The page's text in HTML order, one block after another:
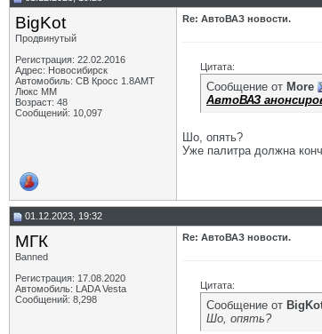
BigKot
Продвинутый
Регистрация: 22.02.2016
Адрес: Новосибирск
Автомобиль: СВ Кросс 1.8АМТ
Люкс ММ
Возраст: 48
Сообщений: 10,097
Re: АвтоВАЗ новости.
Цитата:
Сообщение от More
АвтоВАЗ
Шо, опять?
Уже палитра должна
01.12.2023, 19:32
МГК
Banned
Регистрация: 17.08.2020
Автомобиль: LADA Vesta
Сообщений: 8,298
Re: АвтоВАЗ новости.
Цитата:
Сообщение от
Шо, опять?